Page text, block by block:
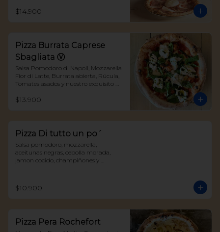
$14.900
Pizza Burrata Caprese
Sbagliata Ⓥ
Salsa Pomodoro di Napoli, Mozzarella
Fior di Latte, Burrata abierta, Rúcula,
Tomates asados y nuestro exquisito
$13.900
Pizza Di tutto un po´
Salsa pomodoro, mozzarella,
aceitunas negras, cebolla morada,
jamon cocido, champiñones y
$10.900
Pizza Pera Rochefort